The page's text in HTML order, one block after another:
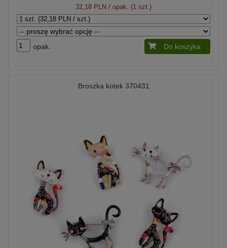
32,18 PLN / opak. (1 szt.)
opak. Do koszyka
Broszka kotek 370431